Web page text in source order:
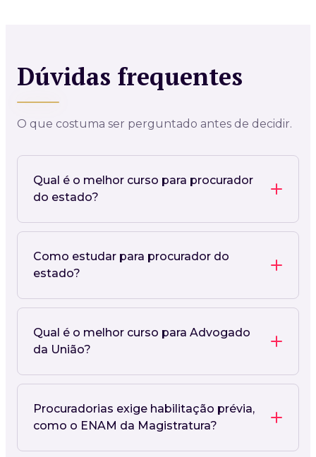
Dúvidas frequentes
O que costuma ser perguntado antes de decidir.
Qual é o melhor curso para procurador
do estado?
Como estudar para procurador do
estado?
Qual é o melhor curso para Advogado
da União?
Procuradorias exige habilitação prévia,
como o ENAM da Magistratura?